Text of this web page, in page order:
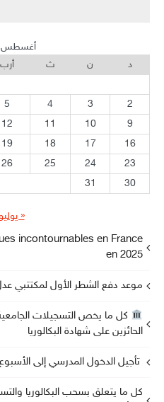
أغسطس 2026
د
ن ث أرب
2
3
4
5
9
10
11
12
16
17
18
19
23
24
25
26
30
31
«
incontournables en France
en 2025
موعد دفع الشطر الأول لمكتتبي عدل
الحائزين على شهادة البكالوريا
تأجيل الدخول المدرسي إلى
كل ما يتعلق بسحب البكالوريا